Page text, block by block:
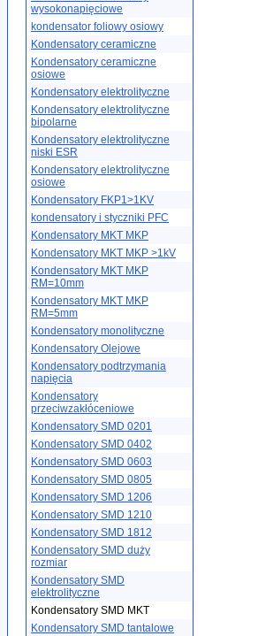
wysokonapięciowe
kondensator foliowy osiowy
Kondensatory ceramiczne
Kondensatory ceramiczne
osiowe
Kondensatory elektrolityczne
Kondensatory elektrolityczne
bipolarne
Kondensatory elektrolityczne
niski ESR
Kondensatory elektrolityczne
osiowe
Kondensatory FKP1>1KV
kondensatory i styczniki PFC
Kondensatory MKT MKP
Kondensatory MKT MKP >1kV
Kondensatory MKT MKP
RM=10mm
Kondensatory MKT MKP
RM=5mm
Kondensatory monolityczne
Kondensatory Olejowe
Kondensatory podtrzymania
napięcia
Kondensatory
przeciwzakłóceniowe
Kondensatory SMD 0201
Kondensatory SMD 0402
Kondensatory SMD 0603
Kondensatory SMD 0805
Kondensatory SMD 1206
Kondensatory SMD 1210
Kondensatory SMD 1812
Kondensatory SMD duży
rozmiar
Kondensatory SMD
elektrolityczne
Kondensatory SMD MKT
Kondensatory SMD tantalowe